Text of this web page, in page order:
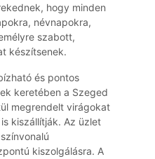
hogy minden
névnapokra,
szabott,
készítsenek.
és pontos
keretében a Szeged
megrendelt virágokat
kiszállítják. Az üzlet
kiszolgálásra. A